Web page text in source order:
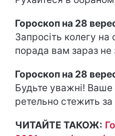
Гороскоп на 28
Запросіть колегу
порада вам зараз не
Гороскоп на 28
Будьте уважні! Ваше
ретельно стежить
ЧИТАЙТЕ ТАКОЖ: